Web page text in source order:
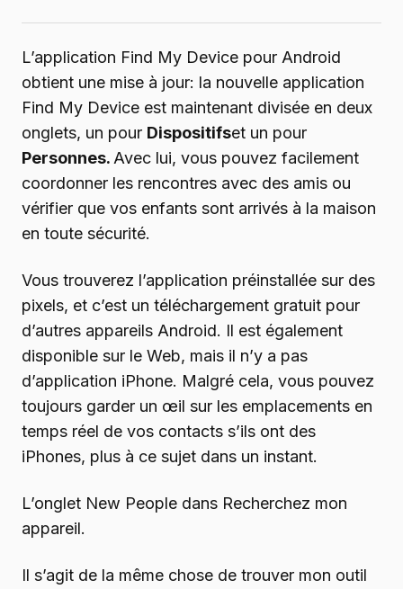
L’application Find My Device pour Android
obtient une mise à jour: la nouvelle application
Find My Device est maintenant divisée en deux
onglets, un pour Dispositifset un pour
Personnes.Avec lui, vous pouvez facilement
coordonner les rencontres avec des amis ou
vérifier que vos enfants sont arrivés à la maison
en toute sécurité.
Vous trouverez l’application préinstallée sur des
pixels, et c’est un téléchargement gratuit pour
d’autres appareils Android. Il est également
disponible sur le Web, mais il n’y a pas
d’application iPhone. Malgré cela, vous pouvez
toujours garder un œil sur les emplacements en
temps réel de vos contacts s’ils ont des
iPhones, plus à ce sujet dans un instant.
L’onglet New People dans Recherchez mon
appareil.
Il s’agit de la même chose de trouver mon outil